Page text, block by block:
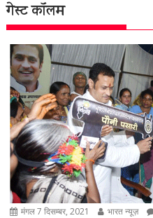
गेस्ट कॉलम
मंगल 7 दिसम्बर, 2021 भारत न्यूज़